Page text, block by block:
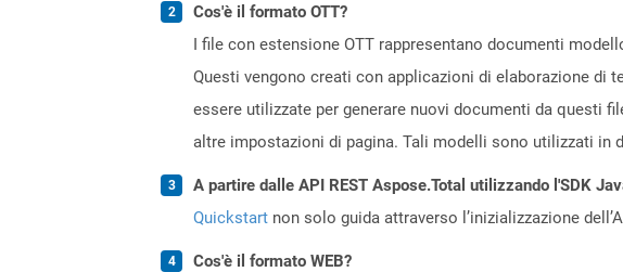
Cos'è il formato OTT?
I file con estensione OTT rappresentano documenti
Questi vengono creati con applicazioni di elaborazione
essere utilizzate per generare nuovi documenti da questi
altre impostazioni di pagina. Tali modelli sono utilizzati in
A partire dalle API REST Aspose.Total utilizzando l'SDK
Quickstart non solo guida attraverso l’inizializzazione
Cos'è il formato WEB?